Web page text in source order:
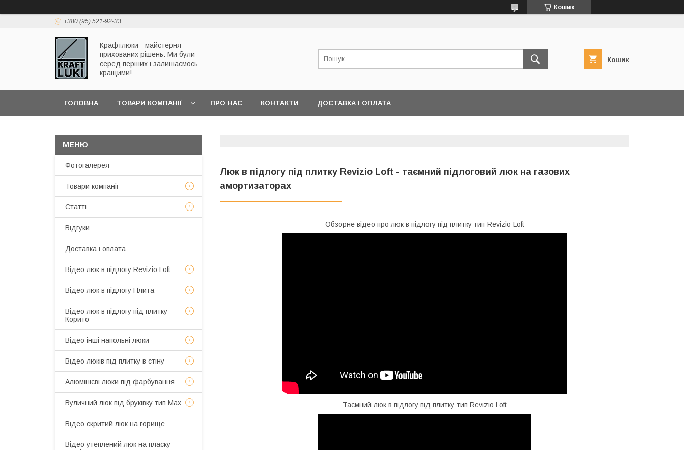
Кошик
+380 (95) 521-92-33
Крафтлюки - майстерня
прихованих рішень. Ми були
серед перших і залишаємось
кращими!
Кошик
ГОЛОВНА ТОВАРИ КОМПАНІЇ ПРО НАС КОНТАКТИ ДОСТАВКА І ОПЛАТА
Люк в підлогу під плитку Revizio Loft - таємний підлоговий люк на газових
амортизаторах
Обзорне відео про люк в підлогу під плитку тип Revizio Loft
Таємний люк в підлогу під плитку тип Revizio Loft
Фотогалерея
Товари компанії
Статті
Відгуки
Доставка і оплата
Відео люк в підлогу Revizio Loft
Відео люк в підлогу Плита
Відео люк в підлогу під плитку
Корито
Відео інші напольні люки
Відео люків під плитку в стіну
Алюмінієві люки під фарбування
Вуличний люк під бруківку тип Мах
Відео скритий люк на горище
Відео утеплений люк на пласку